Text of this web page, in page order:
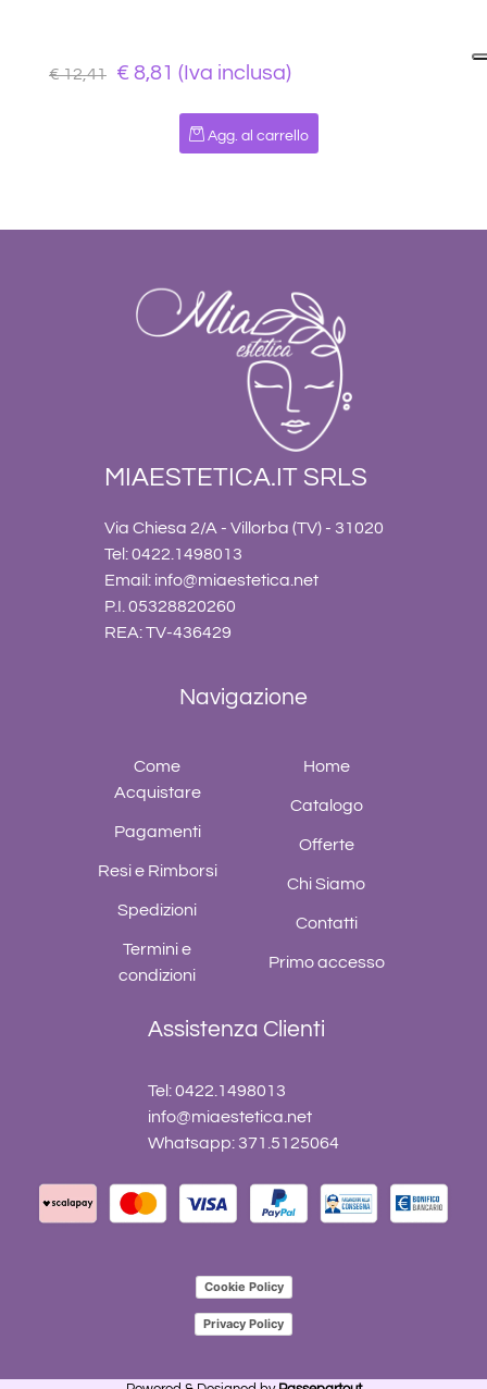
€ 12,41 € 8,81 (Iva inclusa)
Quantità
Agg. al carrello
MIAESTETICA.IT SRLS
Via Chiesa 2/A - Villorba (TV) - 31020
Tel: 0422.1498013
Email: info@miaestetica.net
P.I. 05328820260
REA: TV-436429
Navigazione
Come
Acquistare
Pagamenti
Resi e Rimborsi
Spedizioni
Termini e
condizioni
Home
Catalogo
Offerte
Chi Siamo
Contatti
Primo accesso
Assistenza Clienti
Tel: 0422.1498013
info@miaestetica.net
Whatsapp: 371.5125064
Cookie Policy
Privacy Policy